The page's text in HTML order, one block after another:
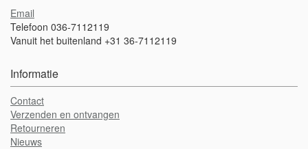
Email
Telefoon 036-7112119
Vanuit het buitenland +31 36-7112119
Informatie
Contact
Verzenden en ontvangen
Retourneren
Nieuws